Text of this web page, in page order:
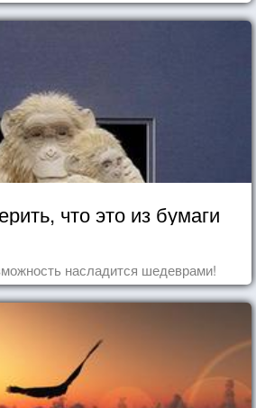
что это из бумаги
насладится шедеврами!